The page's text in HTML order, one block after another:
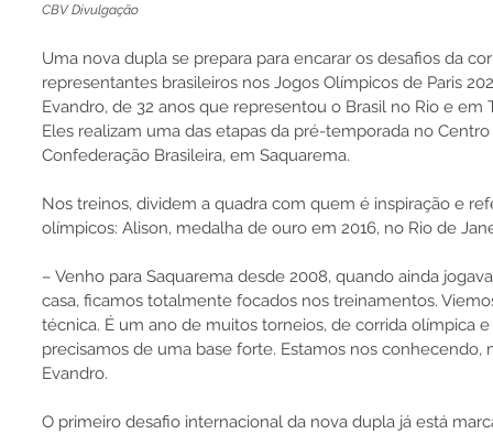
CBV Divulgação
Uma nova dupla se prepara para encarar os desafios da
representantes brasileiros nos Jogos Olímpicos de Paris
Evandro, de 32 anos que representou o Brasil no Rio e em
Eles realizam uma das etapas da pré-temporada no
Confederação Brasileira, em Saquarema.
Nos treinos, dividem a quadra com quem é inspiração e
olímpicos: Alison, medalha de ouro em 2016, no Rio de
– Venho para Saquarema desde 2008, quando ainda
casa, ficamos totalmente focados nos treinamentos.
técnica. É um ano de muitos torneios, de corrida olímpica
precisamos de uma base forte. Estamos nos
Evandro.
O primeiro desafio internacional da nova dupla já está